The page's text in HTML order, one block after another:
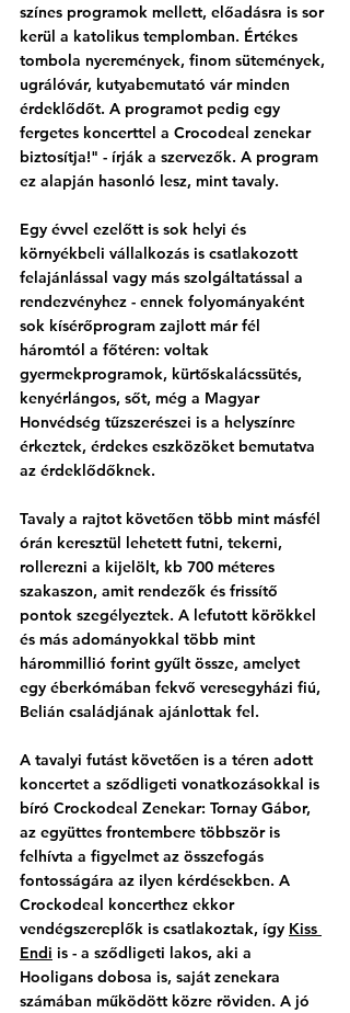
színes programok mellett, előadásra is sor
kerül a katolikus templomban. Értékes
tombola nyeremények, finom sütemények,
ugrálóvár, kutyabemutató vár minden
érdeklődőt. A programot pedig egy
fergetes koncerttel a Crocodeal zenekar
biztosítja!" - írják a szervezők. A program
ez alapján hasonló lesz, mint tavaly.
Egy évvel ezelőtt is sok helyi és
környékbeli vállalkozás is csatlakozott
felajánlással vagy más szolgáltatással a
rendezvényhez - ennek folyományaként
sok kísérőprogram zajlott már fél
háromtól a főtéren: voltak
gyermekprogramok, kürtőskalácssütés,
kenyérlángos, sőt, még a Magyar
Honvédség tűzszerészei is a helyszínre
érkeztek, érdekes eszközöket bemutatva
az érdeklődőknek.
Tavaly a rajtot követően több mint másfél
órán keresztül lehetett futni, tekerni,
rollerezni a kijelölt, kb 700 méteres
szakaszon, amit rendezők és frissítő
pontok szegélyeztek. A lefutott körökkel
és más adományokkal több mint
hárommillió forint gyűlt össze, amelyet
egy éberkómában fekvő veresegyházi fiú,
Belián családjának ajánlottak fel.
A tavalyi futást követően is a téren adott
koncertet a sződligeti vonatkozásokkal is
bíró Crockodeal Zenekar: Tornay Gábor,
az együttes frontembere többször is
felhívta a figyelmet az összefogás
fontosságára az ilyen kérdésekben. A
Crockodeal koncerthez ekkor
vendégszereplők is csatlakoztak, így Kiss
Endi is - a sződligeti lakos, aki a
Hooligans dobosa is, saját zenekara
számában működött közre röviden. A jó